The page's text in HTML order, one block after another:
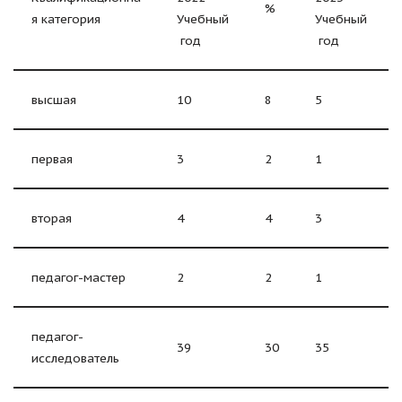
я категория
Учебный
год
%
Учебный
год
высшая 10 8 5
первая 3 2 1
вторая 4 4 3
педагог-мастер 2 2 1
педагог-
исследователь
39 30 35